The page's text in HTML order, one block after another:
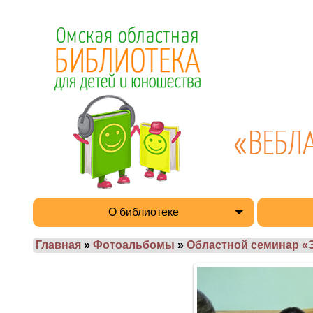
О библиотеке
Главная » Фотоальбомы » Областной семинар